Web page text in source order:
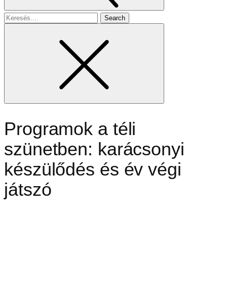
Search
Programok a téli
szünetben: karácsonyi
készülődés és év végi
játszó